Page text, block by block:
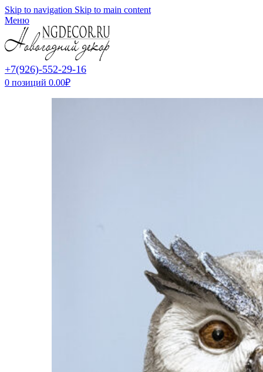
Skip to navigation Skip to main content
Меню
+7(926)-552-29-16
0 позиций 0.00₽